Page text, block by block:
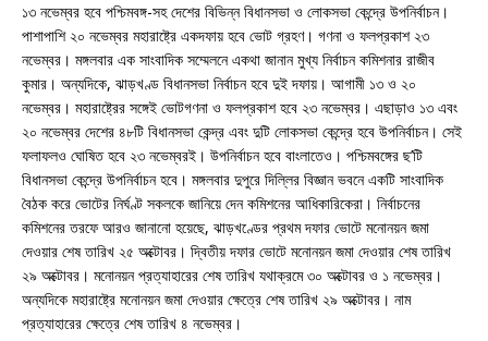
১৩ নভেম্বর হবে পশ্চিমবঙ্গ-সহ দেশের বিভিন্ন বিধানসভা ও লোকসভা কেন্দ্রে উপনির্বাচন।
পাশাপাশি ২০ নভেম্বর মহারাষ্ট্রে একদফায় হবে ভোট গ্রহণ। গণনা ও ফলপ্রকাশ ২৩
নভেম্বর। মঙ্গলবার এক সাংবাদিক সম্মেলনে একথা জানান মুখ্য নির্বাচন কমিশনার রাজীব
কুমার। অন্যদিকে, ঝাড়খণ্ড বিধানসভা নির্বাচন হবে দুই দফায়। আগামী ১৩ ও ২০
নভেম্বর। মহারাষ্ট্রের সঙ্গেই ভোটগণনা ও ফলপ্রকাশ হবে ২৩ নভেম্বর। এছাড়াও ১৩ এবং
২০ নভেম্বর দেশের ৪৮টি বিধানসভা কেন্দ্র এবং দুটি লোকসভা কেন্দ্রে হবে উপনির্বাচন। সেই
ফলাফলও ঘোষিত হবে ২৩ নভেম্বরই। উপনির্বাচন হবে বাংলাতেও। পশ্চিমবঙ্গের ছ’টি
বিধানসভা কেন্দ্রে উপনির্বাচন হবে। মঙ্গলবার দুপুরে দিল্লির বিজ্ঞান ভবনে একটি সাংবাদিক
বৈঠক করে ভোটের নির্ঘণ্ট সকলকে জানিয়ে দেন কমিশনের আধিকারিকেরা। নির্বাচনের
কমিশনের তরফে আরও জানানো হয়েছে, ঝাড়খণ্ডের প্রথম দফার ভোটে মনোনয়ন জমা
দেওয়ার শেষ তারিখ ২৫ অক্টোবর। দ্বিতীয় দফার ভোটে মনোনয়ন জমা দেওয়ার শেষ তারিখ
২৯ অক্টোবর। মনোনয়ন প্রত্যাহারের শেষ তারিখ যথাক্রমে ৩০ অক্টোবর ও ১ নভেম্বর।
অন্যদিকে মহারাষ্ট্রে মনোনয়ন জমা দেওয়ার ক্ষেত্রে শেষ তারিখ ২৯ অক্টোবর। নাম
প্রত্যাহারের ক্ষেত্রে শেষ তারিখ ৪ নভেম্বর।